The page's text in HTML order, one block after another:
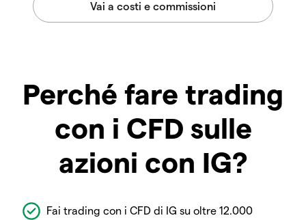
Perché fare trading
con i CFD sulle
azioni con IG?
Fai trading con i CFD di IG su oltre 12.000